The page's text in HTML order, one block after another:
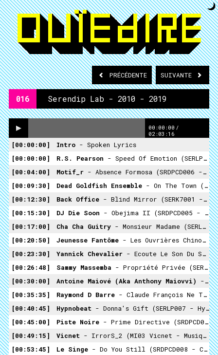
PRÉCÉDENTE SUIVANTE
016 Serendip Lab - 2010 - 2019
00:00:00 /
02:03:16
00:00:00 Intro - Spoken Lyrics
00:00:00
R.S. Pearson - Speed Of Emotion (SERLP006 - R.S. Pearson - Reality Remember From Childhood)
00:04:00
Motif_r - Absence Formosa (SRDPCD006 - Compilation Festival Serendip 2016)
00:09:30
Dead Goldfish Ensemble - On The Town (démo) (SRDPCD007 - Compilation Festival Serendip 2017)
00:12:30
Back Office - Blind Mirror (SERK7001 - Back Office)
00:15:30
DJ Die Soon - Obejima II (SRDPCD005 - Compilation Festival Serendip 2015)
00:17:00
Cha Cha Guitry - Monsieur Madame (SERLP001 - Cha Cha Guitry)
00:20:50
Jeunesse Fantôme - Les Ouvrières Chinoises (SWCD01 Various - French Synth Lovers)
00:23:30
Yannick Chevalier - Ecoute Le Son Du Soleil (SERLP005 - Chébran)
00:26:48
Sammy Massemba - Propriété Privée (SERLP009 - Chébran 2)
00:30:00
Antoine Maiové (aka Anthony Maiovvi)
- Chanson D'Automne (Cold Version) (SWCD01 Various - French Synth Lovers)
00:35:35
Raymond D Barre - Claude François Ne Te Regarde (MI04 Raymond D Barre - Complotologie À Venir)
00:40:45
Hypnobeat - Donna's Gift (SERLP007 - Hypnobeat - Prototech)
00:45:00
Piste Noire - Prime Directive (SRDPCD006 - Compilation Festival Serendip 2016)
00:49:15
Vicnet - IrrorS_2 (MI03 Vicnet - Musiques Imaginogènes Vol.3 À Venir)
00:53:45
Le Singe - Do You Still (SRDPCD008 - Compilation Festival Serendip 2018)